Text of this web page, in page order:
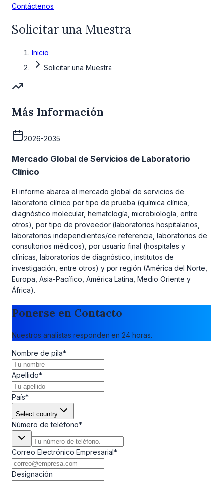
Contáctenos
Solicitar una Muestra
Inicio
Solicitar una Muestra
Más Información
2026-2035
Mercado Global de Servicios de Laboratorio
Clínico
El informe abarca el mercado global de servicios de
laboratorio clínico por tipo de prueba (química clínica,
diagnóstico molecular, hematología, microbiología, entre
otros), por tipo de proveedor (laboratorios hospitalarios,
laboratorios independientes/de referencia, laboratorios de
consultorios médicos), por usuario final (hospitales y
clínicas, laboratorios de diagnóstico, institutos de
investigación, entre otros) y por región (América del Norte,
Europa, Asia-Pacífico, América Latina, Medio Oriente y
África).
Ponerse en Contacto
Nuestros analistas responden en 24 horas.
Nombre de pila*
Apellido*
País*
Select country
Número de teléfono*
Correo Electrónico Empresarial*
Designación